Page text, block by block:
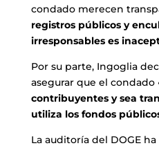
condado merecen
registros públicos y
irresponsables es
Por su parte, Ingoglia
asegurar que el condado
contribuyentes y sea
utiliza los fondos
La auditoría del DOGE